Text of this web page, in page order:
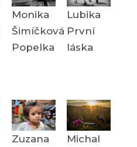
Monika
Šimíčková
Popelka
Lubika
První
láska
Zuzana
Michal